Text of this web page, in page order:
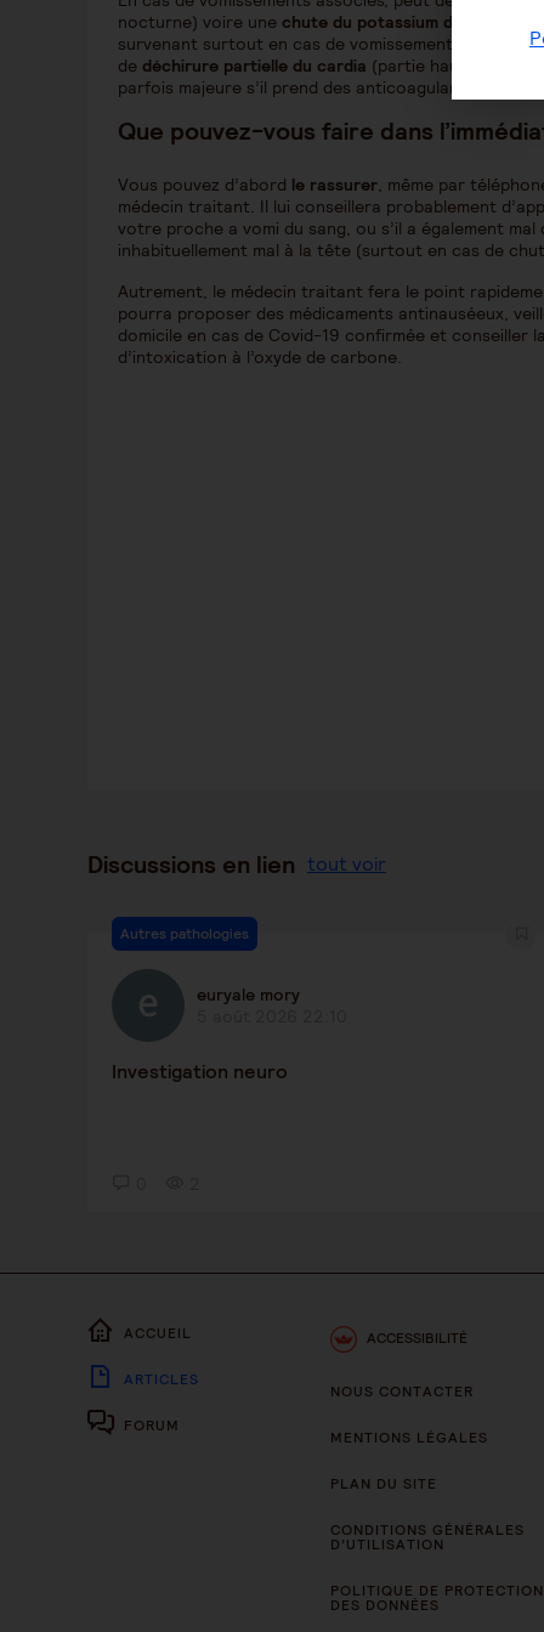
nocturne) voire une chute du potassium dans le sang
survenant surtout en cas de vomissements
de déchirure partielle du cardia (partie haute de
parfois majeure s’il prend des anticoagulants).
Que pouvez-vous faire dans
Vous pouvez d’abord le rassurer, même par
médecin traitant. Il lui conseillera probablement
votre proche a vomi du sang, ou s’il a également
inhabituellement mal à la tête (surtout en cas de
Autrement, le médecin traitant fera le point
pourra proposer des médicaments antinauséeux,
domicile en cas de Covid-19 confirmée et conseiller
d’intoxication à l’oxyde de carbone.
Discussions en lien tout voir
Autres pathologies
euryale mory
Investigation neuro
ACCUEIL
ARTICLES
FORUM
ACCESSIBILITÉ
NOUS CONTACTER
MENTIONS LÉGALES
PLAN DU SITE
CONDITIONS GÉNÉRALES
D’UTILISATION
POLITIQUE DE PROTECTION
DES DONNÉES